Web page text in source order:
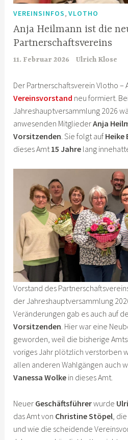
VEREINSINFOS ,VLOTHO
Anja Heilmann ist die
Partnerschaftsvereins
11. Februar 2026 Ulrich Klose
Der Partnerschaftsverein Vlotho –
Vereinsvorstand neu formiert.
Jahreshauptversammlung 2026
anwesenden MitgliederAnja
Vorsitzenden. Sie folgt auf Heike
dieses Amt15 Jahre lang
Vorstand des
der Jahreshauptversammlung
Veränderungen gab es auch auf
Vorsitzenden. Hier war eine
geworden, weil die bisherige
voriges Jahr plötzlich verstorben
allen anderen Wahlgängen auch
Vanessa Wolke in dieses Amt.
Neuer Geschäftsführerwurde
das Amt von Christine Stöpel,
und wie die scheidende